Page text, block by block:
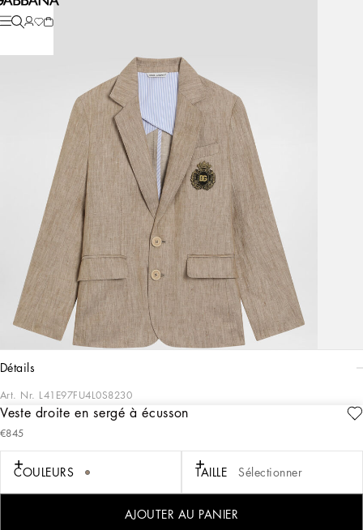
Veste droite en sergé à écusson
COULEURS TAILLE Sélectionner
€845
AJOUTER AU PANIER
détails
Art. Nr. L41E97FU4L0S8230
Conçue pour les amoureux de l’aventure et de la mer, la Collection Riviera Garçon
allie raffinement et dynamisme. Les rayures de couleur Bleu Méditerranée
ressortent sur le lin, la toile et le coton, donnant vie à des looks à la fois
décontractés et raffinés, à l’instar d’un vrai petit marin. Les ensembles à rayures
les moments moins formels. Les t-shirts à logo, les bermudas et les sandales
méduses rehaussent les looks d’été.